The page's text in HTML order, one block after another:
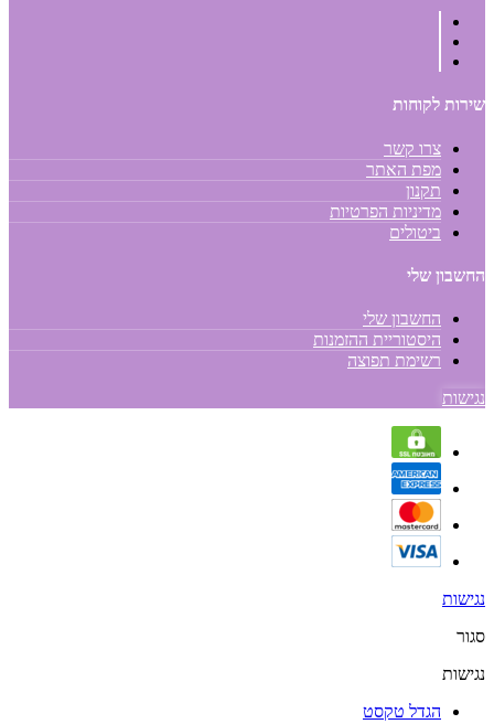
שירות לקוחות
צרו קשר
מפת האתר
תקנון
מדיניות הפרטיות
ביטולים
החשבון שלי
החשבון שלי
היסטוריית ההזמנות
רשימת תפוצה
נגישות
נגישות
סגור
נגישות
הגדל טקסט